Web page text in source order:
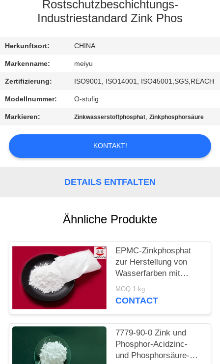
QUALITÄTSKONTROLLE
KONTAKT
MIT
UNS
BITTE
EIN
ANGEBOT
POLICY
Rostschutzbeschichtungs-
Industriestandard Zink Phos
Herkunftsort: CHINA
Markenname: meiyu
Zertifizierung: ISO9001, ISO14001, ISO45001,SGS,REACH
Modellnummer: O-stufig
Markieren: Zinkwasserstoffphosphat,Zinkphosphorsäure
KONTAKT!
DETAILS ENTFALTEN
Ähnliche Produkte
EPMC-Zinkphosphat
zur Herstellung von
Wasserfarben mit
niedrigem
Schwermetallgehalt an
MOQ:1 kg
CONTACT
7779-90-0 Zink und
Phosphor-Acidzinc-
und Phosphorsäure-